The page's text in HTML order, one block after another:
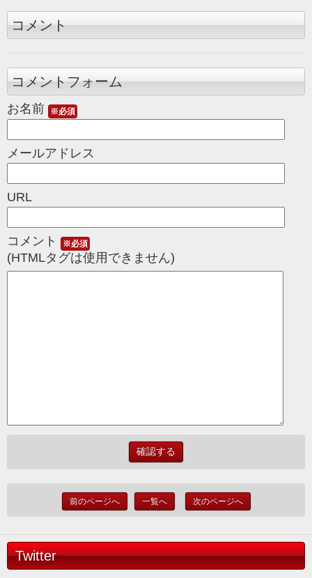
コメント
コメントフォーム
お名前 ※必須
メールアドレス
URL
コメント ※必須
(HTMLタグは使用できません)
前のページへ 一覧へ 次のページへ
Twitter